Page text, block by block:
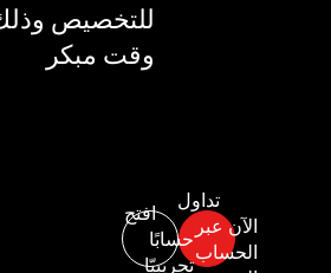
للتخصيص
وقت مبكر